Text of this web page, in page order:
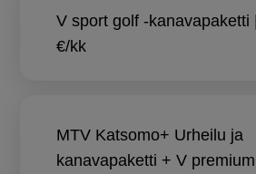
V sport golf -kanavapaketti | 20,95
€/kk
MTV Katsomo+ Urheilu ja
kanavapaketti + V premium | 79,90